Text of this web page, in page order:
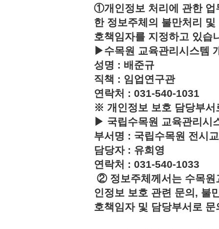
①개인정보 처리에 관한 업
한 정보주체의 불만처리
호책임자를 지정하고 있습
▶수목원 교육관리시스템
성명 : 배준규
직책 : 임업연구관
연락처 : 031-540-1031
※ 개인정보 보호 담당부서
▶ 국립수목원 교육관리시
부서명 : 국립수목원 전시
담당자 : 유희영
연락처 : 031-540-1033
② 정보주체께서는 수목원
인정보 보호 관련 문의, 불
호책임자 및 담당부서로